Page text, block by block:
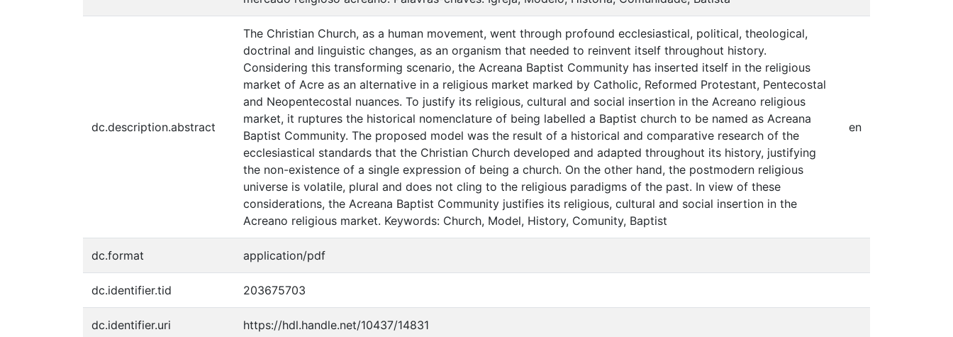
dc.description.abstract
The Christian Church, as a human movement, went through profound ecclesiastical, political, theological,
doctrinal and linguistic changes, as an organism that needed to reinvent itself throughout history.
Considering this transforming scenario, the Acreana Baptist Community has inserted itself in the religious
market of Acre as an alternative in a religious market marked by Catholic, Reformed Protestant, Pentecostal
and Neopentecostal nuances. To justify its religious, cultural and social insertion in the Acreano religious
market, it ruptures the historical nomenclature of being labelled a Baptist church to be named as Acreana
Baptist Community. The proposed model was the result of a historical and comparative research of the
ecclesiastical standards that the Christian Church developed and adapted throughout its history, justifying
the non-existence of a single expression of being a church. On the other hand, the postmodern religious
universe is volatile, plural and does not cling to the religious paradigms of the past. In view of these
considerations, the Acreana Baptist Community justifies its religious, cultural and social insertion in the
Acreano religious market. Keywords: Church, Model, History, Comunity, Baptist
en
dc.format application/pdf
dc.identifier.tid 203675703
dc.identifier.uri https://hdl.handle.net/10437/14831